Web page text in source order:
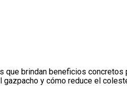
que brindan beneficios concretos
y cómo reduce el